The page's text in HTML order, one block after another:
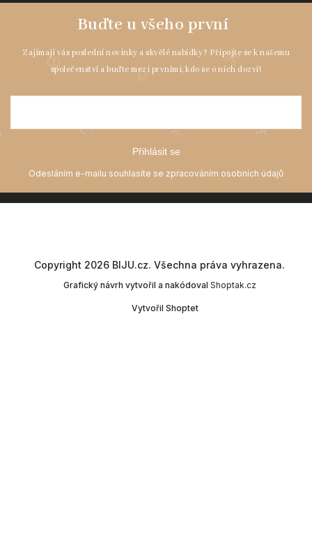
Přihlásit se
Vytvořil Shoptet
Copyright 2026 BIJU.cz. Všechna práva vyhrazena.
Grafický návrh vytvořil a nakódoval Shoptak.cz